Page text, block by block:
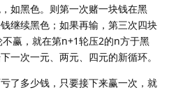
如黑色。则第一次赌一块钱在黑
继续黑色；如果再输，第三次四块
赢，就在第n+1轮压2的n方于黑
一次一元、两元、四元的新循环。
了多少钱，只要接下来赢一次，就